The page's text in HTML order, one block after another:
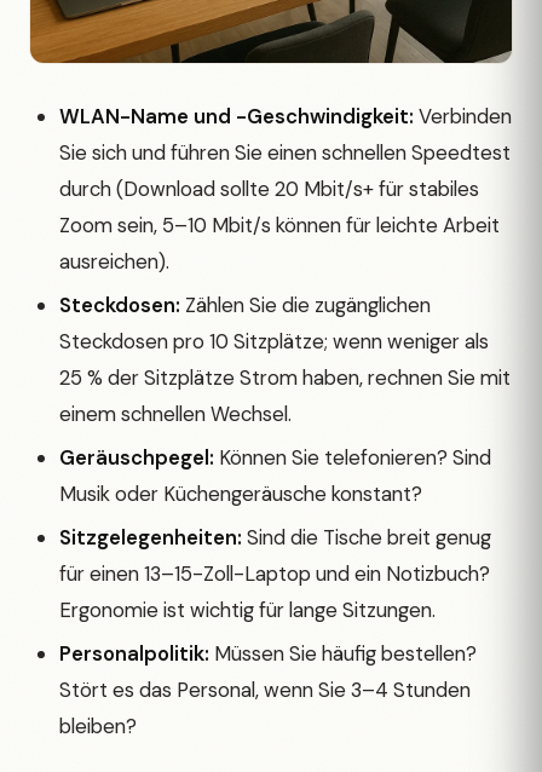
WLAN-Name und -Geschwindigkeit: Verbinden
Sie sich und führen Sie einen schnellen Speedtest
durch (Download sollte 20 Mbit/s+ für stabiles
Zoom sein, 5–10 Mbit/s können für leichte Arbeit
ausreichen).
Steckdosen: Zählen Sie die zugänglichen
Steckdosen pro 10 Sitzplätze; wenn weniger als
25 % der Sitzplätze Strom haben, rechnen Sie mit
einem schnellen Wechsel.
Geräuschpegel: Können Sie telefonieren? Sind
Musik oder Küchengeräusche konstant?
Sitzgelegenheiten: Sind die Tische breit genug
für einen 13–15-Zoll-Laptop und ein Notizbuch?
Ergonomie ist wichtig für lange Sitzungen.
Personalpolitik: Müssen Sie häufig bestellen?
Stört es das Personal, wenn Sie 3–4 Stunden
bleiben?